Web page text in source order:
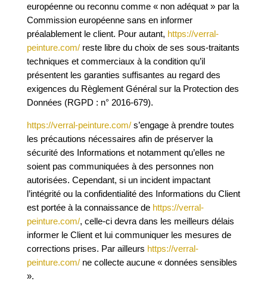
européenne ou reconnu comme « non adéquat » par la
Commission européenne sans en informer
préalablement le client. Pour autant, https://verral-
peinture.com/ reste libre du choix de ses sous-traitants
techniques et commerciaux à la condition qu’il
présentent les garanties suffisantes au regard des
exigences du Règlement Général sur la Protection des
Données (RGPD : n° 2016-679).
https://verral-peinture.com/s’engage à prendre toutes
les précautions nécessaires afin de préserver la
sécurité des Informations et notamment qu’elles ne
soient pas communiquées à des personnes non
autorisées. Cependant, si un incident impactant
l’intégrité ou la confidentialité des Informations du Client
est portée à la connaissance de https://verral-
peinture.com/, celle-ci devra dans les meilleurs délais
informer le Client et lui communiquer les mesures de
corrections prises. Par ailleurs https://verral-
peinture.com/ne collecte aucune « données sensibles
».